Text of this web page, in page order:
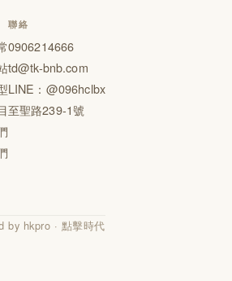
聯絡
0906214666
td@tk-bnb.com
LINE： @096hclbx
至聖路239-1號
by hkpro · 點擊時代